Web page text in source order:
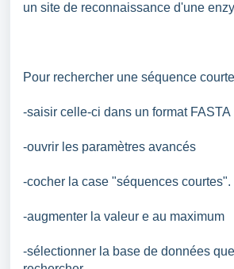
un site de reconnaissance d'une
Pour rechercher une séquence
-saisir celle-ci dans un format FASTA
-ouvrir les paramètres avancés
-cocher la case "séquences courtes".
-augmenter la valeur e au maximum
-sélectionner la base de données